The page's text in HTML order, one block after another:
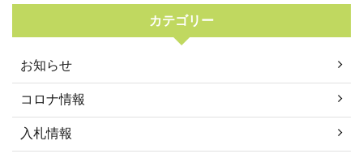
カテゴリー
お知らせ
コロナ情報
入札情報